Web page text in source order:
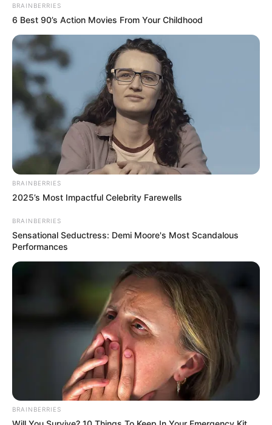
BRAINBERRIES
6 Best 90’s Action Movies From Your Childhood
BRAINBERRIES
2025’s Most Impactful Celebrity Farewells
BRAINBERRIES
Sensational Seductress: Demi Moore's Most Scandalous
Performances
BRAINBERRIES